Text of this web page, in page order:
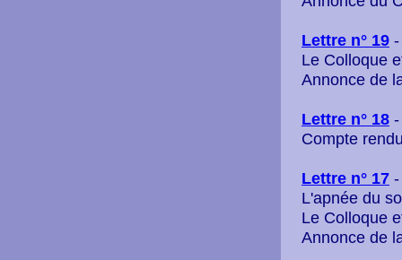
Lettre n° 19
Le Colloque
Annonce de
Lettre n° 18
Compte
Lettre n° 17
L'apnée du
Le Colloque
Annonce de